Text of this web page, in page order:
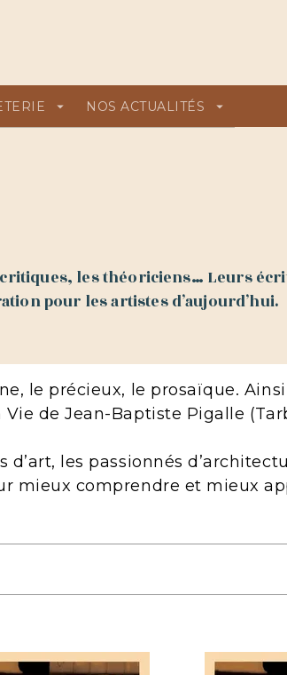
arrow_drop_down NOS ACTUALITÉS arrow_drop_down
les théoriciens… Leurs
pour les artistes d’aujourd’hui.
le précieux, le prosaïque.
de Jean-Baptiste Pigalle
les passionnés
mieux comprendre et mieux